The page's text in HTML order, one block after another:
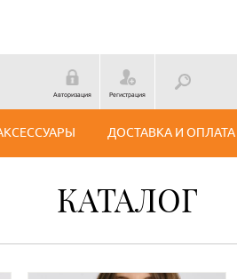
Авторизация Регистрация
ДОСТАВКА И ОПЛАТА
КАТАЛОГ